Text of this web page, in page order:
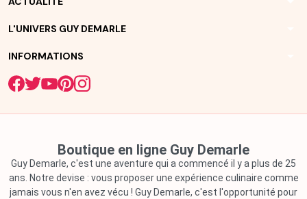
L'UNIVERS GUY DEMARLE
INFORMATIONS
Boutique en ligne Guy Demarle
Guy Demarle, c'est une aventure qui a commencé il y a plus de 25
ans. Notre devise : vous proposer une expérience culinaire comme
jamais vous n'en avez vécu ! Guy Demarle, c'est l'opportunité pour